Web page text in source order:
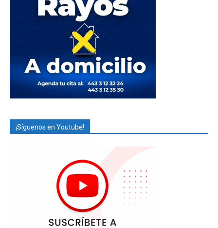
¡Síguenos en Youtube!